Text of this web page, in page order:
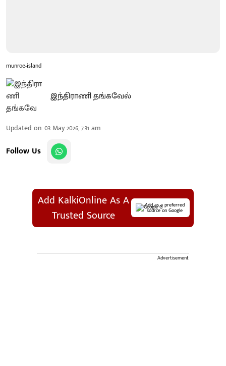
munroe-island
இந்திராணி தங்கவேல்
Updated on:03 May 2026, 7:31 am
Follow Us
Add KalkiOnline As A
Trusted Source
Add as a preferred
source on Google
Advertisement